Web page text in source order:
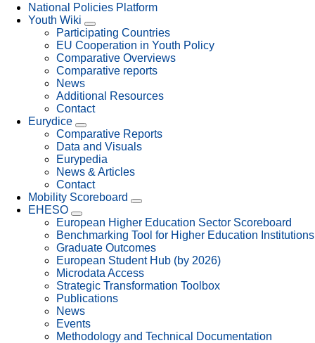
National Policies Platform
Youth Wiki
Participating Countries
EU Cooperation in Youth Policy
Comparative Overviews
Comparative reports
News
Additional Resources
Contact
Eurydice
Comparative Reports
Data and Visuals
Eurypedia
News & Articles
Contact
Mobility Scoreboard
EHESO
European Higher Education Sector Scoreboard
Benchmarking Tool for Higher Education Institutions
Graduate Outcomes
European Student Hub (by 2026)
Microdata Access
Strategic Transformation Toolbox
Publications
News
Events
Methodology and Technical Documentation